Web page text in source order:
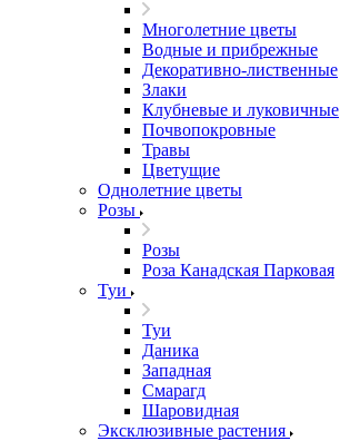
Многолетние цветы
Водные и прибрежные
Декоративно-лиственные
Злаки
Клубневые и луковичные
Почвопокровные
Травы
Цветущие
Однолетние цветы
Розы
Розы
Роза Канадская Парковая
Туи
Туи
Даника
Западная
Смарагд
Шаровидная
Эксклюзивные растения